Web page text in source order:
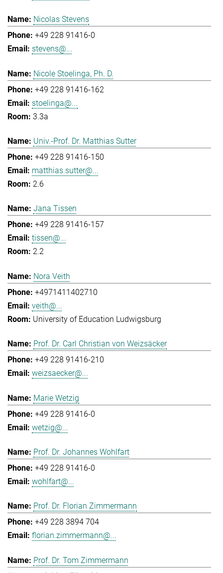
Nicolas Stevens
+49 228 91416-0
stevens@...
Nicole Stoelinga, Ph. D.
+49 228 91416-162
stoelinga@...
3.3a
Univ.-Prof. Dr. Matthias Sutter
+49 228 91416-150
matthias.sutter@...
2.6
Jana Tissen
+49 228 91416-157
tissen@...
2.2
Nora Veith
+4971411402710
veith@...
University of Education Ludwigsburg
Prof. Dr. Carl Christian von Weizsäcker
+49 228 91416-210
weizsaecker@...
Marie Wetzig
+49 228 91416-0
wetzig@...
Prof. Dr. Johannes Wohlfart
+49 228 91416-0
wohlfart@...
Prof. Dr. Florian Zimmermann
+49 228 3894 704
florian.zimmermann@...
Prof. Dr. Tom Zimmermann